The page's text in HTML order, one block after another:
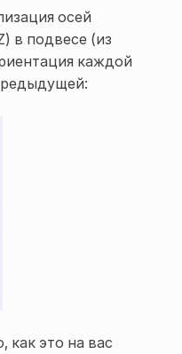
осей
в подвесе (из
каждой
как это на вас